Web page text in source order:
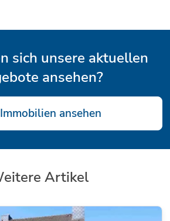
sich unsere aktuellen
ansehen?
ansehen
Artikel